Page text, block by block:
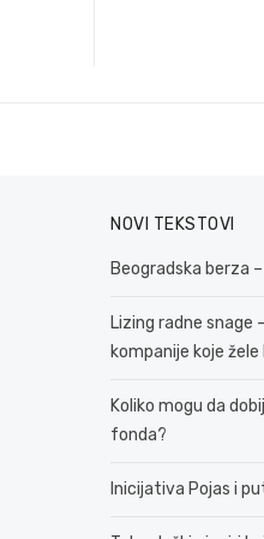
NOVI TEKSTOVI
Beogradska berza
Lizing radne snage
kompanije koje
Koliko mogu da
fonda?
Inicijativa Pojas i